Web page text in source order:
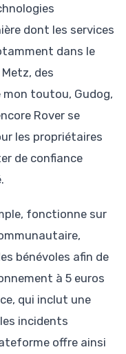
dont les services
dans le
des
toutou, Gudog,
Rover se
les propriétaires
de confiance
fonctionne sur
bénévoles afin de
à 5 euros
qui inclut une
incidents
offre ainsi